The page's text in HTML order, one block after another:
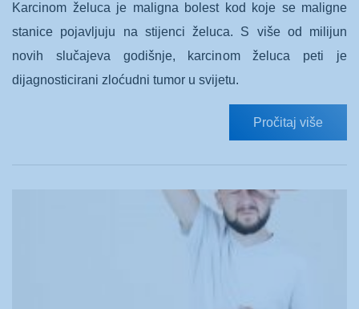
Karcinom želuca je maligna bolest kod koje se maligne
stanice pojavljuju na stijenci želuca. S više od milijun
novih slučajeva godišnje, karcinom želuca peti je
dijagnosticirani zloćudni tumor u svijetu.
Pročitaj više